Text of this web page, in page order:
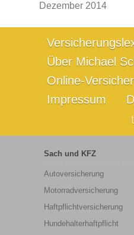
Dezember 2014
Über Michael
Online-
Impressum
Sach und KFZ
Autoversicherung
Motorradversicherung
Haftpflichtversicherung
Hundehalterhaftpflicht